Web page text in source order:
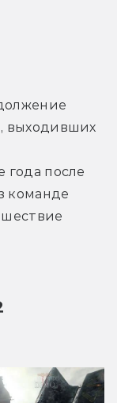
выходивших
года после
команде